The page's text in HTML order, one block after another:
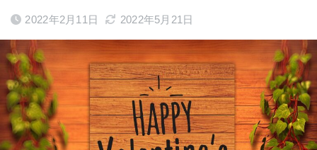
2022年2月11日 2022年5月21日